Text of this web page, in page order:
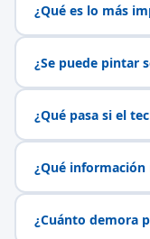
¿Qué es lo más
¿Se puede pintar
¿Qué pasa si el
¿Qué
¿Cuánto demora